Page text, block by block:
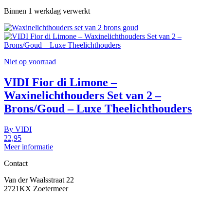
Binnen 1 werkdag verwerkt
Niet op voorraad
VIDI Fior di Limone –
Waxinelichthouders Set van 2 –
Brons/Goud – Luxe Theelichthouders
By VIDI
22,95
Meer informatie
Contact
Van der Waalsstraat 22
2721KX Zoetermeer